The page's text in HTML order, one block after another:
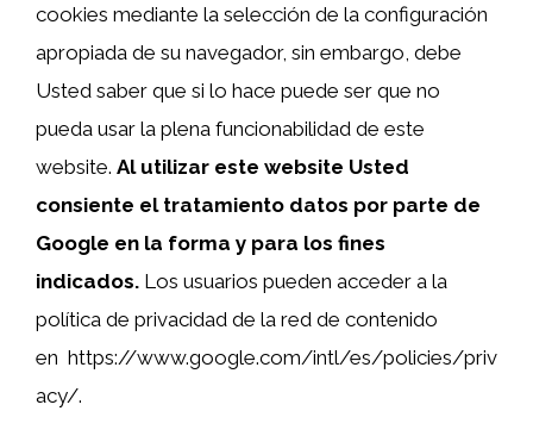
cookies mediante la selección de la configuración
apropiada de su navegador, sin embargo, debe
Usted saber que si lo hace puede ser que no
pueda usar la plena funcionabilidad de este
website. Al utilizar este website Usted
consiente el tratamiento datos por parte de
Google en la forma y para los fines
indicados. Los usuarios pueden acceder a la
política de privacidad de la red de contenido
en https://www.google.com/intl/es/policies/priv
acy/.